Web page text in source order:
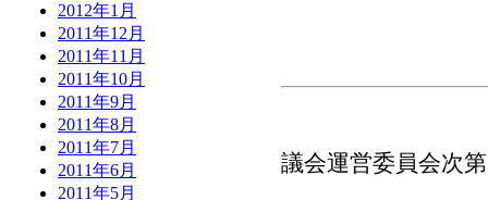
2012年1月
2011年12月
2011年11月
2011年10月
2011年9月
2011年8月
2011年7月
2011年6月
2011年5月
議会運営委員会次第